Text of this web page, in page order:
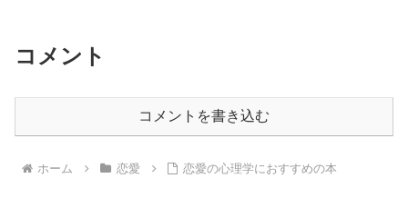
コメント
コメントを書き込む
ホーム 恋愛 恋愛の心理学におすすめの本